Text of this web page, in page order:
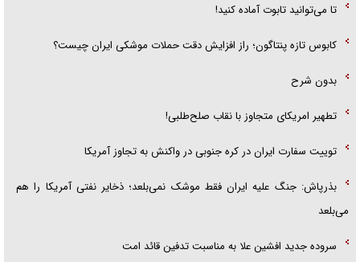
تا می‌توانید تابوت آماده کنید!
کابوس تازه پنتاگون؛ راز افزایش دقت حملات موشکی ایران چیست؟
بدون شرح
تطهیر امریکای متجاوز با نقاب صلح‌طلبی!
توییت سفارت ایران در کره جنوبی در واکنش به تجاوز آمریکا
بذرپاش: ‏جنگ علیه ایران فقط موشک نمی‌بلعد؛ ذخایر نفتی آمریکا را هم
می‌بلعد
سروده جدید افشین علا به مناسبت تدفین قائد امت